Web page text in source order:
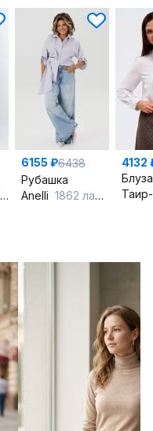
6155 ₽6438
Рубашка
Anelli 1862 лаванда_бант
4132
Блуза